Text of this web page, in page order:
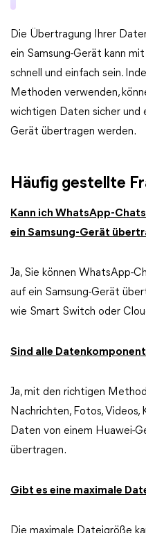
Die Übertragung Ihrer
ein Samsung-Gerät kann
schnell und einfach sein.
Methoden verwenden,
wichtigen Daten sicher und
Gerät übertragen werden.
Häufig gestellte
Kann ich WhatsApp-
ein Samsung-Gerät
Ja, Sie können WhatsApp-
auf ein Samsung-Gerät
wie Smart Switch oder
Sind alle
Ja, mit den richtigen
Nachrichten, Fotos,
Daten von einem Huawei-
übertragen.
Gibt es eine maximale